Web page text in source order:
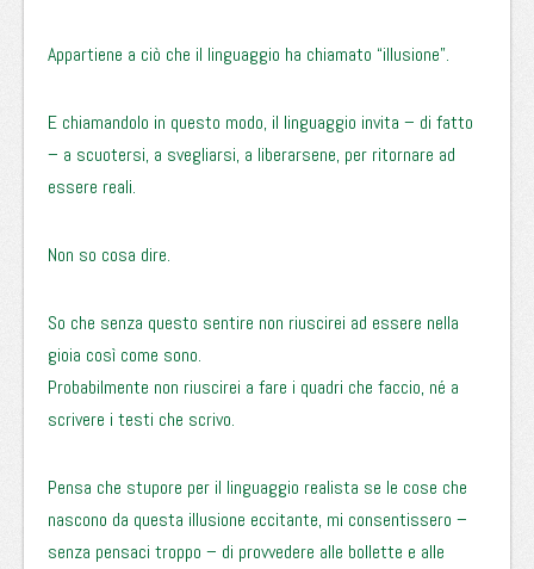
Appartiene a ciò che il linguaggio ha chiamato “illusione”.
E chiamandolo in questo modo, il linguaggio invita – di fatto
– a scuotersi, a svegliarsi, a liberarsene, per ritornare ad
essere reali.
Non so cosa dire.
So che senza questo sentire non riuscirei ad essere nella
gioia così come sono.
Probabilmente non riuscirei a fare i quadri che faccio, né a
scrivere i testi che scrivo.
Pensa che stupore per il linguaggio realista se le cose che
nascono da questa illusione eccitante, mi consentissero –
senza pensaci troppo – di provvedere alle bollette e alle